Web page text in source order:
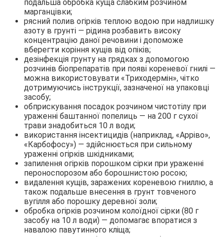
подальша обробка куща слабким розчином
марганцівки;
рясний полив огірків теплою водою при надлишку
азоту в грунті — рідина розбавить високу
концентрацію даної речовини і допоможе
вберегти коріння кущів від опіків;
дезінфекція грунту на грядках з допомогою
розчинів біопрепаратів при появі кореневої гнилі —
можна використовувати «Триходермін», чітко
дотримуючись інструкції, зазначеної на упаковці
засобу;
обприскування посадок розчином чистотілу при
ураженні баштанної попелиць — на 200 г сухої
трави знадобиться 10 л води;
використання інсектицидів (наприклад, «Арріво»,
«Карбофосу») — здійснюється при сильному
ураженні огірків шкідниками;
запилення огірків порошком сірки при ураженні
пероноспорозом або борошнистою росою;
видалення кущів, заражених кореневою гниллю, а
також подальше внесення в грунт товченого
вугілля або порошку деревної золи;
обробка огірків розчином колоїдної сірки (80 г
засобу на 10 л води) — допомагає впоратися з
навалою павутинного кліща;